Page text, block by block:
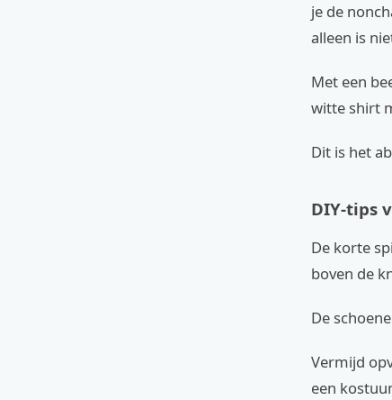
je de
alleen is
Met een
witte shirt
Dit is het
DIY-tips
De korte
boven de
De
Vermijd
een